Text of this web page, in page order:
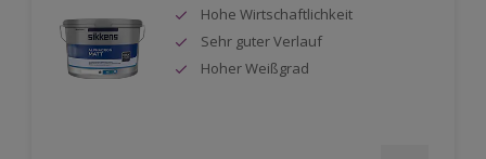
Hohe Wirtschaftlichkeit
Sehr guter Verlauf
Hoher Weißgrad